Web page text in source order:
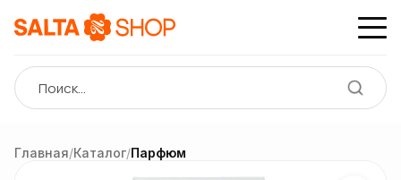
Главная/Каталог/Парфюм